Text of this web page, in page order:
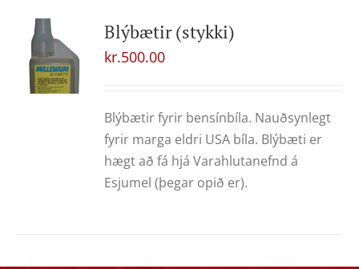
Blýbætir (stykki)
kr.500.00
Blýbætir fyrir bensínbíla. Nauðsynlegt
fyrir marga eldri USA bíla. Blýbæti er
hægt að fá hjá Varahlutanefnd á
Esjumel (þegar opið er).